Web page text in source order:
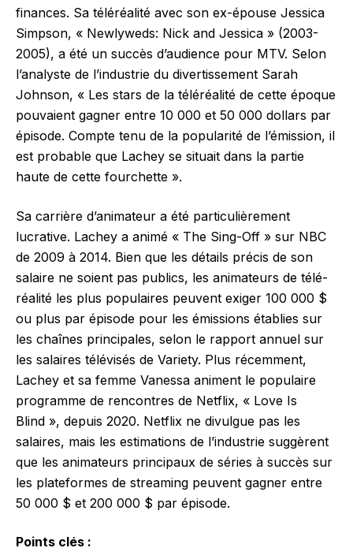
finances. Sa téléréalité avec son ex-épouse Jessica
Simpson, « Newlyweds: Nick and Jessica » (2003-
2005), a été un succès d’audience pour MTV. Selon
l’analyste de l’industrie du divertissement Sarah
Johnson, « Les stars de la téléréalité de cette époque
pouvaient gagner entre 10 000 et 50 000 dollars par
épisode. Compte tenu de la popularité de l’émission, il
est probable que Lachey se situait dans la partie
haute de cette fourchette ».
Sa carrière d’animateur a été particulièrement
lucrative. Lachey a animé « The Sing-Off » sur NBC
de 2009 à 2014. Bien que les détails précis de son
salaire ne soient pas publics, les animateurs de télé-
réalité les plus populaires peuvent exiger 100 000 $
ou plus par épisode pour les émissions établies sur
les chaînes principales, selon le rapport annuel sur
les salaires télévisés de Variety. Plus récemment,
Lachey et sa femme Vanessa animent le populaire
programme de rencontres de Netflix, « Love Is
Blind », depuis 2020. Netflix ne divulgue pas les
salaires, mais les estimations de l’industrie suggèrent
que les animateurs principaux de séries à succès sur
les plateformes de streaming peuvent gagner entre
50 000 $ et 200 000 $ par épisode.
Points clés :